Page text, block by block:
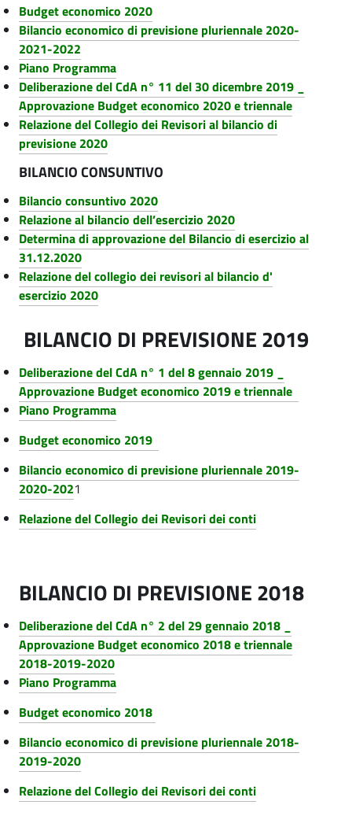
Budget economico 2020
Bilancio economico di previsione pluriennale 2020-
2021-2022
Piano Programma
Deliberazione del CdA n° 11 del 30 dicembre 2019 _
Approvazione Budgeteconomico 2020 e triennale
Relazione del Collegio dei Revisori al bilancio di
previsione 2020
BILANCIO CONSUNTIVO
Bilancio consuntivo 2020
Relazione al bilancio dell’esercizio 2020
Determina di approvazione del Bilancio di esercizio al
31.12.2020
Relazione del collegio dei revisori al bilancio d'
esercizio 2020
BILANCIO DI PREVISIONE 2019
Deliberazione del CdA n° 1 del 8 gennaio 2019 _
Approvazione Budget economico 2019 e triennale
Piano Programma
Budget economico 2019
Bilancio economico di previsione pluriennale 2019-
2020-2021
Relazione del Collegio dei Revisori dei conti
BILANCIO DI PREVISIONE 2018
Deliberazione del CdA n° 2 del 29 gennaio 2018 _
Approvazione Budget economico 2018 e triennale
2018-2019-2020
Piano Programma
Budget economico 2018
Bilancio economico di previsione pluriennale 2018-
2019-2020
Relazione del Collegio dei Revisori dei conti